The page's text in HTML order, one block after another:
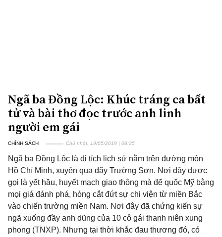
Ngã ba Đồng Lộc: Khúc tráng ca bất
tử và bài thơ đọc trước anh linh
người em gái
CHÍNH SÁCH Chủ nhật, 19/05/2019 | 08:35
Ngã ba Đồng Lộc là di tích lịch sử nằm trên đường mòn
Hồ Chí Minh, xuyên qua dãy Trường Sơn. Nơi đây được
gọi là yết hầu, huyết mạch giao thông mà đế quốc Mỹ bằng
mọi giá đánh phá, hòng cắt đứt sự chi viện từ miền Bắc
vào chiến trường miền Nam. Nơi đây đã chứng kiến sự
ngã xuống đầy anh dũng của 10 cô gái thanh niên xung
phong (TNXP). Nhưng tại thời khắc đau thương đó, có